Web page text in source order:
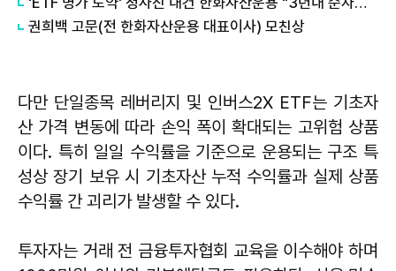
권희백 고문(전 한화자산운용 대표이사) 모친상
다만 단일종목 레버리지 및 인버스2X ETF는 기초자
산 가격 변동에 따라 손익 폭이 확대되는 고위험 상품
이다. 특히 일일 수익률을 기준으로 운용되는 구조 특
성상 장기 보유 시 기초자산 누적 수익률과 실제 상품
수익률 간 괴리가 발생할 수 있다.
투자자는 거래 전 금융투자협회 교육을 이수해야 하며